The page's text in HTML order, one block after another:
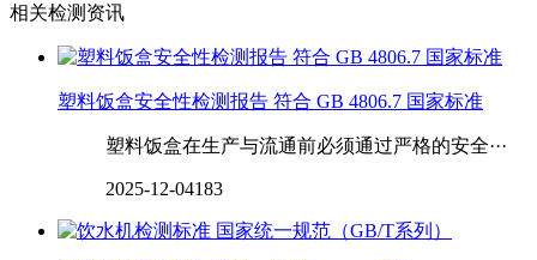
相关检测资讯
塑料饭盒安全性检测报告 符合 GB 4806.7 国家标准
塑料饭盒在生产与流通前必须通过严格的安全···
2025-12-04183